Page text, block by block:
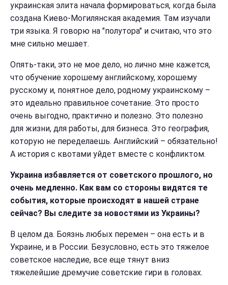
украинская элита начала формироваться, когда была
создана Киево-Могилянская академия. Там изучали
три языка. Я говорю на "полутора" и считаю, что это
мне сильно мешает.
Опять-таки, это не мое дело, но лично мне кажется,
что обучение хорошему английскому, хорошему
русскому и, понятное дело, родному украинскому –
это идеально правильное сочетание. Это просто
очень выгодно, практично и полезно. Это полезно
для жизни, для работы, для бизнеса. Это география,
которую не переделаешь. Английский – обязательно!
А история с квотами уйдет вместе с конфликтом.
Украина избавляется от советского прошлого, но
очень медленно. Как вам со стороны видятся те
события, которые происходят в нашей стране
сейчас? Вы следите за новостями из Украины?
В целом да. Боязнь любых перемен – она есть и в
Украине, и в России. Безусловно, есть это тяжелое
советское наследие, все еще тянут вниз
тяжелейшие дремучие советские гири в головах.